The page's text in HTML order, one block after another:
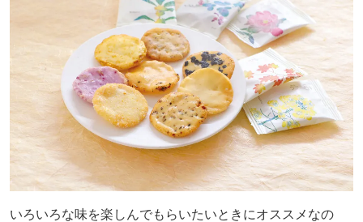
いろいろな味を楽しんでもらいたいときにオススメなの